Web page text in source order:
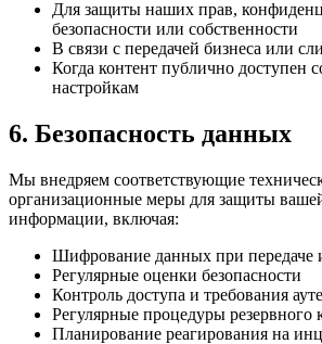
Для защиты наших прав,
безопасности или собственности
В связи с передачей бизнеса или
Когда контент публично доступен
настройкам
6. Безопасность данных
Мы внедряем соответствующие
организационные меры для защиты
информации, включая:
Шифрование данных при передаче
Регулярные оценки безопасности
Контроль доступа и требования
Регулярные процедуры резервного
Планирование реагирования на